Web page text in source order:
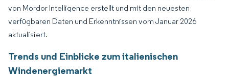
von Mordor Intelligence erstellt und mit den neuesten
verfügbaren Daten und Erkenntnissen vom Januar 2026
aktualisiert.
Trends und Einblicke zum italienischen
Windenergiemarkt